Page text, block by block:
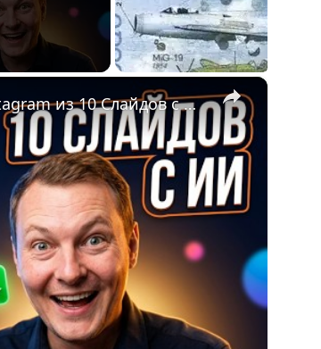
×
🖼️ Я Создал Профессиональную Карусель Instagram из 10 Слайдов с ИИ — Полный Воркфлоу